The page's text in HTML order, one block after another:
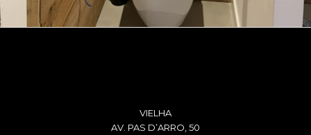
VIELHA
AV. PAS D’ARRO, 50